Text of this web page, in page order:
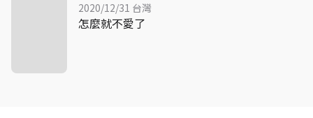
2020/12/31 台灣
怎麼就不愛了